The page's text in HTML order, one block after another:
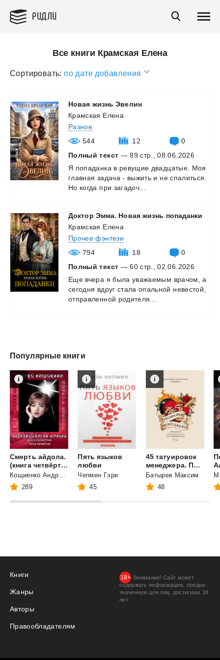
РИДЛИ
Все книги Крамская Елена
Сортировать: по дате добавления
Новая жизнь Эвелин
Крамская Елена
Разное
544
12
0
Полный текст — 89 стр., 08.06.2026
Я попаданка в ревущие двадцатые.
Моя
главная задача - выжить и не спалиться.
Но когда при загадоч...
Доктор Эмма. Новая жизнь попаданки
Крамская Елена
Прочее фэнтези
794
18
0
Полный текст — 60 стр., 02.06.2026
Еще вчера я была уважаемым врачом,
а
сегодня вдруг стала опальной невестой,
отправленной родителя...
Популярные книги
Смерть айдола.
(книга четвёртая, часть четвёртая)
289
Пять языков
любви
Чепмен Гэри
45
45 татуировок
менеджера. Правила российского руководителя
Батырев Максим
48
Книги
Жанры
Авторы
Правообладателям
Внимание! Сайт может
содержать информацию, предна­
значенную для лиц, дости­гших 18
лет.